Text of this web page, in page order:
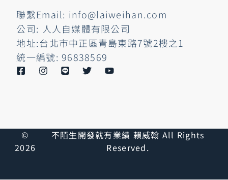
聯繫Email: info@laiweihan.com
公司: 人人自媒體有限公司
地址:台北市中正區青島東路7號2樓之1
統一編號: 96838569
©
2026
不陌生開發就有業績 賴威翰 All Rights
Reserved.